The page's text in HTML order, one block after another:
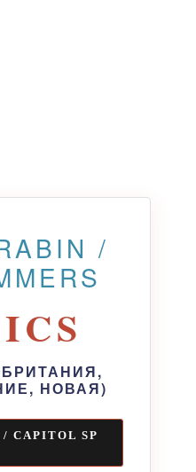
/
НОВАЯ)
SP